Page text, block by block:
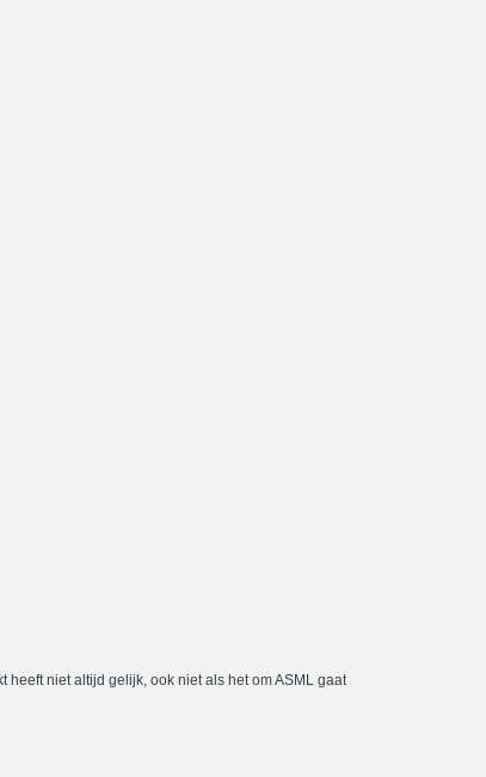
heeft niet altijd gelijk, ook niet als het om ASML gaat